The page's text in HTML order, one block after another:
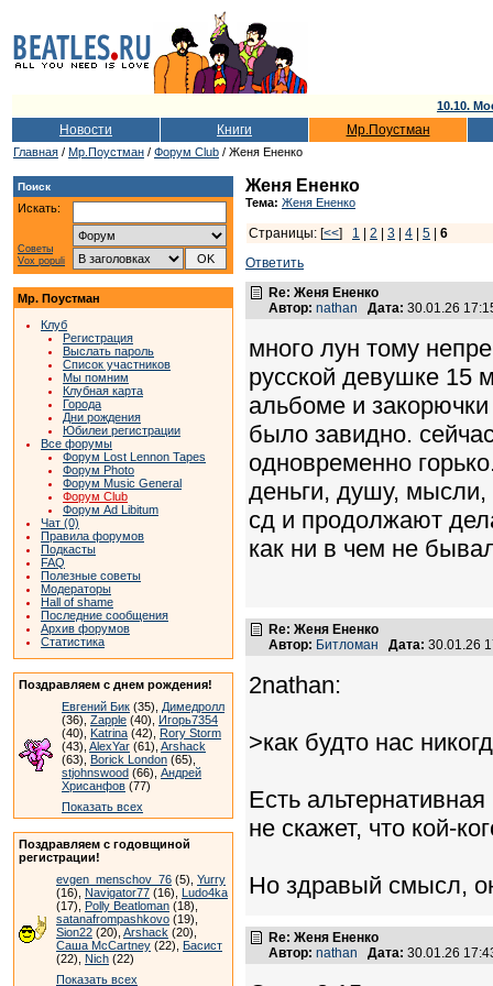
10.10.
Новости Книги Мр.Поустман
Главная / Мр.Поустман / Форум Club / Женя Ененко
Поиск
Искать:
Советы
Vox populi
Мр. Поустман
Клуб
Регистрация
Выслать пароль
Список участников
Мы помним
Клубная карта
Города
Дни рождения
Юбилеи регистрации
Все форумы
Форум Lost Lennon Tapes
Форум Photo
Форум Music General
Форум Club
Форум Ad Libitum
Чат (0)
Правила форумов
Подкасты
FAQ
Полезные советы
Модераторы
Hall of shame
Последние сообщения
Архив форумов
Статистика
Поздравляем с днем рождения!
Евгений Бик (35), Димедролл
(36), Zapple (40), Игорь7354
(40), Katrina (42), Rory Storm
(43), AlexYar (61), Arshack
(63), Borick London (65),
stjohnswood (66), Андрей
Хрисанфов (77)
Показать всех
Поздравляем с годовщиной
регистрации!
evgen_menschov_76 (5), Yurry
(16), Navigator77 (16), Ludo4ka
(17), Polly Beatloman (18),
satanafrompashkovo (19),
Sion22 (20), Arshack (20),
Саша McCartney (22), Басист
(22), Nich (22)
Показать всех
Женя Ененко
Тема: Женя Ененко
Страницы: [<<] 1 2 3 4 5
6
Ответить
Re: Женя Ененко
Автор: nathan Дата: 30.01.26
много лун тому
русской девушке 15
альбоме и
было завидно.
одновременно
деньги, душу, мысли,
сд и продолжают
как ни в чем не
Re: Женя Ененко
Автор: Битломан Дата: 30.01.26
2nathan:
>как будто нас
Есть
не скажет, что кой-
Но здравый смысл,
Re: Женя Ененко
Автор: nathan Дата: 30.01.26